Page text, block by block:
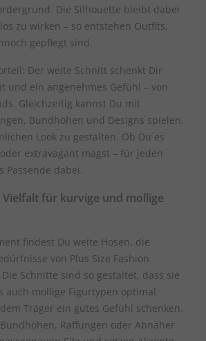
Die Silhouette bleibt dabei
zu wirken – so entstehen Outfits,
gepflegt sind.
Der weite Schnitt schenkt Dir
und ein angenehmes Gefühl – von
Gleichzeitig kannst Du mit
Bundhöhen und Designs spielen,
Look zu gestalten. Ob Du es
extravagant magst – für jeden
Passende dabei.
Vielfalt für kurvige und mollige
findest Du weite Hosen, die
von Plus Size Fashion
Schnitte sind so gestaltet, dass sie
auch mollige Figurtypen optimal
Träger ein gutes Gefühl schenken.
Raffungen oder Abnäher